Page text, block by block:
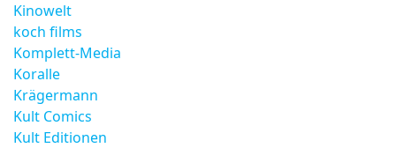
Kinowelt
koch films
Komplett-Media
Koralle
Krägermann
Kult Comics
Kult Editionen